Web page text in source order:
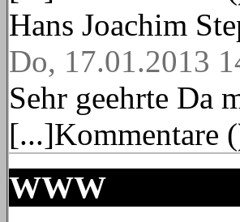
Hans Joachim
Do, 17.01.2013
Sehr geehrte Da
[...]Kommentare
WWW